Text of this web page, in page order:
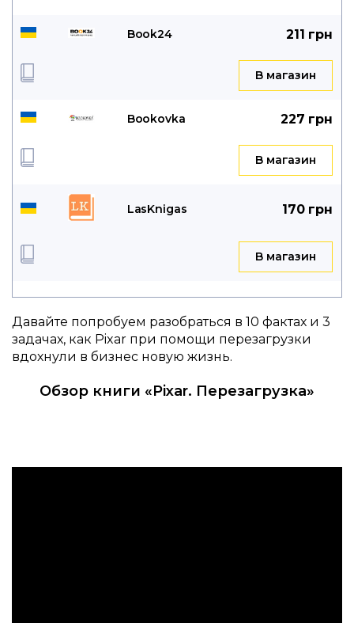
Book24 211 грн
B магазин
Bookovka 227 грн
B магазин
LasKnigas 170 грн
B магазин
Давайте попробуем разобраться в 10 фактах и 3
задачах, как Pixar при помощи перезагрузки
вдохнули в бизнес новую жизнь.
Обзор книги «Pixar. Перезагрузка»